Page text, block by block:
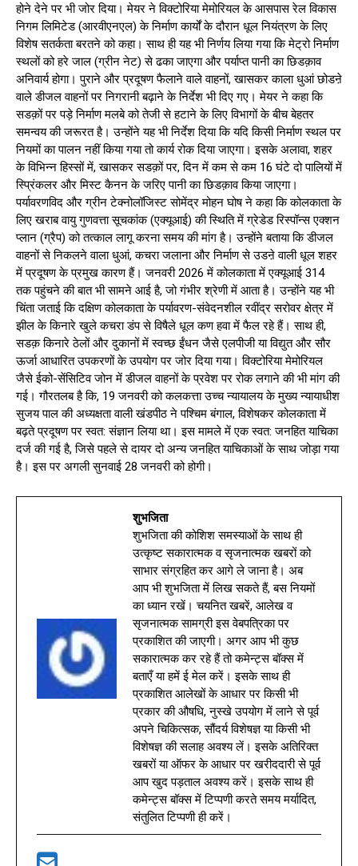
होने देने पर भी जोर दिया। मेयर ने विक्टोरिया मेमोरियल के आसपास रेल विकास
निगम लिमिटेड (आरवीएनएल) के निर्माण कार्यों के दौरान धूल नियंत्रण के लिए
विशेष सतर्कता बरतने को कहा। साथ ही यह भी निर्णय लिया गया कि मेट्रो निर्माण
स्थलों को हरे जाल (ग्रीन नेट) से ढका जाएगा और पर्याप्त पानी का छिडक़ाव
अनिवार्य होगा। पुराने और प्रदूषण फैलाने वाले वाहनों, खासकर काला धुआं छोडऩे
वाले डीजल वाहनों पर निगरानी बढ़ाने के निर्देश भी दिए गए। मेयर ने कहा कि
सडक़ों पर पड़े निर्माण मलबे को तेजी से हटाने के लिए विभागों के बीच बेहतर
समन्वय की जरूरत है। उन्होंने यह भी निर्देश दिया कि यदि किसी निर्माण स्थल पर
नियमों का पालन नहीं किया गया तो कार्य रोक दिया जाएगा। इसके अलावा, शहर
के विभिन्न हिस्सों में, खासकर सडक़ों पर, दिन में कम से कम 16 घंटे दो पालियों में
स्प्रिंकलर और मिस्ट कैनन के जरिए पानी का छिडक़ाव किया जाएगा।
पर्यावरणविद और ग्रीन टेक्नोलॉजिस्ट सोमेंद्र मोहन घोष ने कहा कि कोलकाता के
लिए खराब वायु गुणवत्ता सूचकांक (एक्यूआई) की स्थिति में ग्रेडेड रिस्पॉन्स एक्शन
प्लान (ग्रैप) को तत्काल लागू करना समय की मांग है। उन्होंने बताया कि डीजल
वाहनों से निकलने वाला धुआं, कचरा जलाना और निर्माण से उडऩे वाली धूल शहर
में प्रदूषण के प्रमुख कारण हैं। जनवरी 2026 में कोलकाता में एक्यूआई 314
तक पहुंचने की बात भी सामने आई है, जो गंभीर श्रेणी में आता है। उन्होंने यह भी
चिंता जताई कि दक्षिण कोलकाता के पर्यावरण-संवेदनशील रवींद्र सरोवर क्षेत्र में
झील के किनारे खुले कचरा डंप से विषैले धूल कण हवा में फैल रहे हैं। साथ ही,
सडक़ किनारे ठेलों और दुकानों में स्वच्छ ईंधन जैसे एलपीजी या विद्युत और सौर
ऊर्जा आधारित उपकरणों के उपयोग पर जोर दिया गया। विक्टोरिया मेमोरियल
जैसे ईको-सेंसिटिव जोन में डीजल वाहनों के प्रवेश पर रोक लगाने की भी मांग की
गई। गौरतलब है कि, 19 जनवरी को कलकत्ता उच्च न्यायालय के मुख्य न्यायाधीश
सुजय पाल की अध्यक्षता वाली खंडपीठ ने पश्चिम बंगाल, विशेषकर कोलकाता में
बढ़ते प्रदूषण पर स्वत: संज्ञान लिया था। इस मामले में एक स्वत: जनहित याचिका
दर्ज की गई है, जिसे पहले से दायर दो अन्य जनहित याचिकाओं के साथ जोड़ा गया
है। इस पर अगली सुनवाई 28 जनवरी को होगी।
शुभजिता
शुभजिता की कोशिश समस्याओं के साथ ही
उत्कृष्ट सकारात्मक व सृजनात्मक खबरों को
साभार संग्रहित कर आगे ले जाना है। अब
आप भी शुभजिता में लिख सकते हैं, बस नियमों
का ध्यान रखें। चयनित खबरें, आलेख व
सृजनात्मक सामग्री इस वेबपत्रिका पर
प्रकाशित की जाएगी। अगर आप भी कुछ
सकारात्मक कर रहे हैं तो कमेन्ट्स बॉक्स में
बताएँ या हमें ई मेल करें। इसके साथ ही
प्रकाशित आलेखों के आधार पर किसी भी
प्रकार की औषधि, नुस्खे उपयोग में लाने से पूर्व
अपने चिकित्सक, सौंदर्य विशेषज्ञ या किसी भी
विशेषज्ञ की सलाह अवश्य लें। इसके अतिरिक्त
खबरों या ऑफर के आधार पर खरीददारी से पूर्व
आप खुद पड़ताल अवश्य करें। इसके साथ ही
कमेन्ट्स बॉक्स में टिप्पणी करते समय मर्यादित,
संतुलित टिप्पणी ही करें।